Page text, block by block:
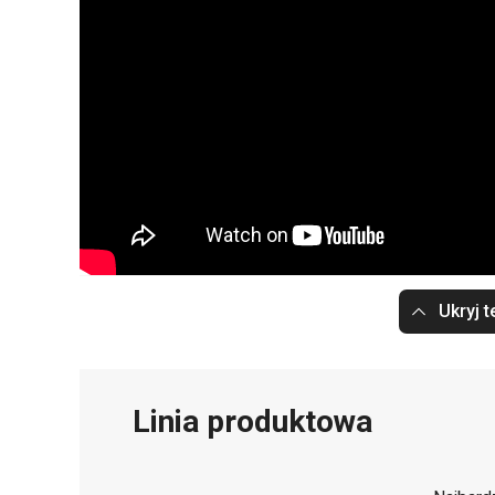
Ukryj
Linia produktowa